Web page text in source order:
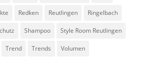
Redken Reutlingen Ringelbach
Shampoo Style Room Reutlingen
Trend Trends Volumen